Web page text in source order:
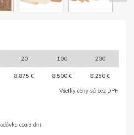
20 100 200
8,875 € 8,500 € 8,250 €
Všetky ceny sú bez DPH
cca 3 dni